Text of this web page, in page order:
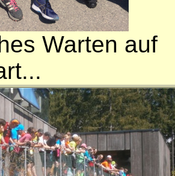
Warten auf